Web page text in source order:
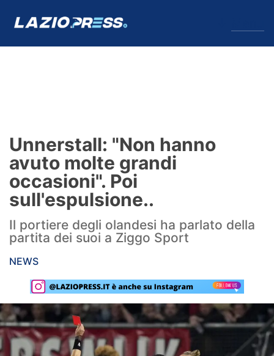
Formello
Infortuni
Primavera
Calciomercato
Lazio Women
Rassegna Lazio
Social
Calcio
Unnerstall: "Non hanno
avuto molte grandi
occasioni". Poi
sull'espulsione..
Il portiere degli olandesi ha parlato della
partita dei suoi a Ziggo Sport
NEWS